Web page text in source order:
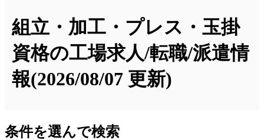
組立・加工・プレス・玉掛
資格の工場求人/転職/派遣情
報(2026/08/07 更新)
条件を選んで検索